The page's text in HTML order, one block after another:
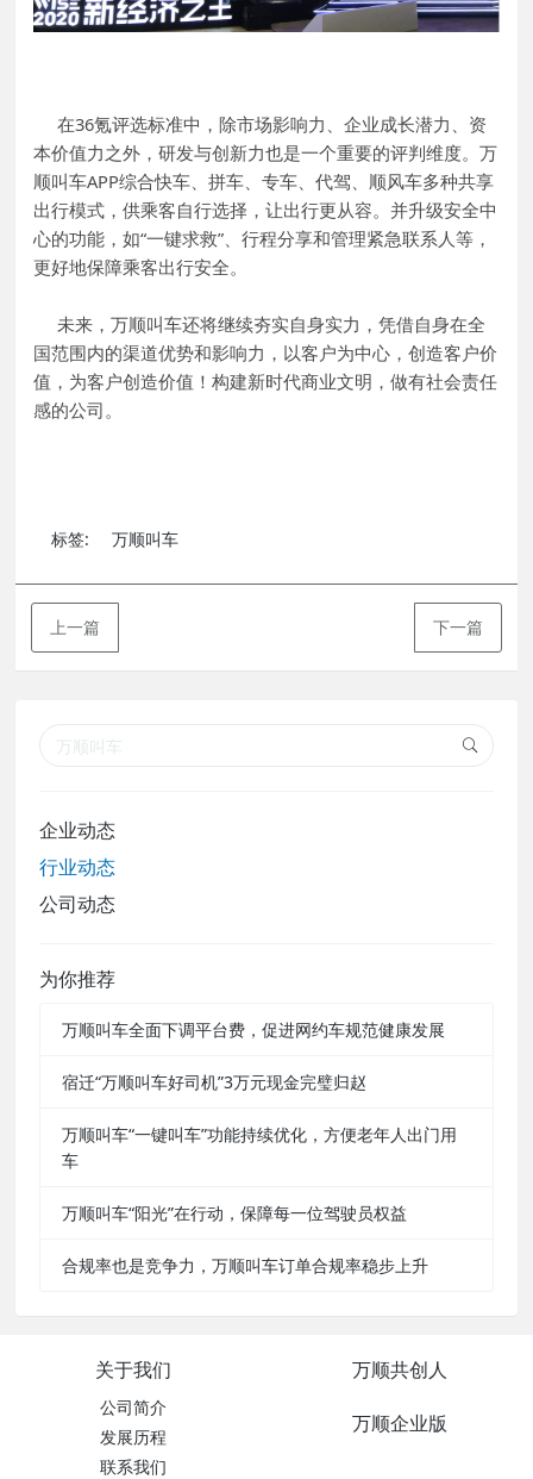
在36氪评选标准中，除市场影响力、企业成长潜力、资
本价值力之外，研发与创新力也是一个重要的评判维度。万
顺叫车APP综合快车、拼车、专车、代驾、顺风车多种共享
出行模式，供乘客自行选择，让出行更从容。并升级安全中
心的功能，如“一键求救”、行程分享和管理紧急联系人等，
更好地保障乘客出行安全。
未来，万顺叫车还将继续夯实自身实力，凭借自身在全
国范围内的渠道优势和影响力，以客户为中心，创造客户价
值，为客户创造价值！构建新时代商业文明，做有社会责任
感的公司。
标签: 万顺叫车
上一篇 下一篇
企业动态
行业动态
公司动态
为你推荐
万顺叫车全面下调平台费，促进网约车规范健康发展
宿迁“万顺叫车好司机”3万元现金完璧归赵
万顺叫车“一键叫车”功能持续优化，方便老年人出门用
车
万顺叫车“阳光”在行动，保障每一位驾驶员权益
合规率也是竞争力，万顺叫车订单合规率稳步上升
关于我们
公司简介
发展历程
联系我们
万顺共创人
万顺企业版